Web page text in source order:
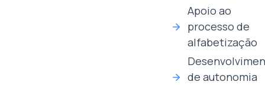
Apoio ao
processo de
alfabetização
de autonomia